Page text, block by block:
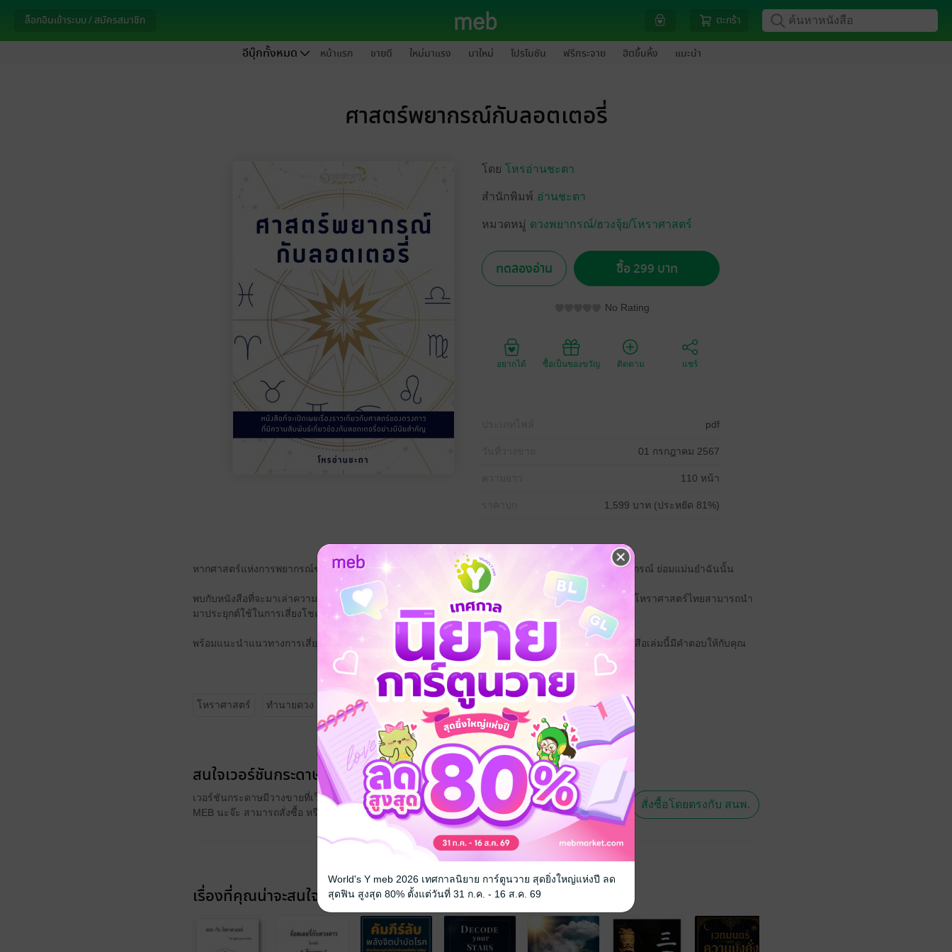
ล็อกอินเข้าระบบ / สมัครสมาชิก ตะกร้า
อีบุ๊กทั้งหมด หน้าแรก ขายดี ใหม่มาแรง มาใหม่ โปรโมชัน ฟรีกระจาย ฮิตขึ้นหิ้ง แนะนำ
ศาสตร์พยากรณ์กับลอตเตอรี่
โดย โหรอ่านชะตา
สำนักพิมพ์ อ่านชะตา
หมวดหมู่ ดวงพยากรณ์/ฮวงจุ้ย/โหราศาสตร์
ทดลองอ่าน ซื้อ 299 บาท
No Rating
อยากได้ ซื้อเป็นของขวัญ ติดตาม แชร์
pdf
01 กรกฎาคม 2567
110 หน้า
1,599 บาท (ประหยัด 81%)
หากศาสตร์แห่งการพยากรณ์ของครูบาอาจารย์ มีความแม่นยำฉันใด ตัวเลขที่เกิดจากศาสตร์แห่งการพยากรณ์ ย่อมแม่นยำฉันนั้น
พบกับหนังสือที่จะมาเล่าความสัมพันธ์ ระหว่างโหราศาสตร์ไทยกับลอตเตอรี่ และชี้ให้เห็นความอัศจรรย์ ที่โหราศาสตร์ไทยสามารถนำ
มาประยุกต์ใช้ในการเสี่ยงโชคเพื่อหาตัวเลขได้อย่างแม่นยำแบบเหลือเชื่อ
พร้อมแนะนำแนวทางการเสี่ยงโชค เมื่อไหร่จะมีโชค มีโชคจากทางไหน และควรไปเสี่ยงโชคกับใคร หนังสือเล่มนี้มีคำตอบให้กับคุณ
โหราศาสตร์ ทำนายดวง ดูฤกษ์ยาม
สนใจเวอร์ชันกระดาษ เชิญทางนี้!
เวอร์ชันกระดาษมีวางขายที่เว็บไซต์สำนักพิมพ์ จะไม่มีขายโดย
MEB นะจ๊ะ สามารถสั่งซื้อ หรือติดต่อคนขายโดยตรงเลยจ้ะ
สั่งซื้อโดยตรงกับ สนพ.
เรื่องที่คุณน่าจะสนใจ
World's Y meb 2026 เทศกาลนิยาย การ์ตูนวาย สุดยิ่งใหญ่แห่งปี ลด
สุดฟิน สูงสุด 80% ตั้งแต่วันที่ 31 ก.ค. - 16 ส.ค. 69